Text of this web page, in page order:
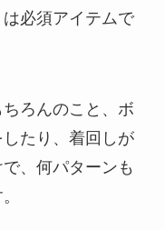
必須アイテムで
ろんのこと、ボ
たり、着回しが
、何パターンも